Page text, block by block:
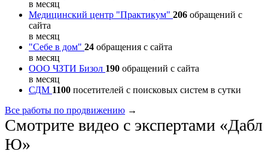
в месяц
Медицинский центр "Практикум" 206 обращений с
сайта
в месяц
"Себе в дом" 24 обращения с сайта
в месяц
ООО ЧЗТИ Бизол 190 обращений с сайта
в месяц
СДМ 1100 посетителей с поисковых систем в сутки
Все работы по продвижению →
Смотрите видео с экспертами «Дабл
Ю»